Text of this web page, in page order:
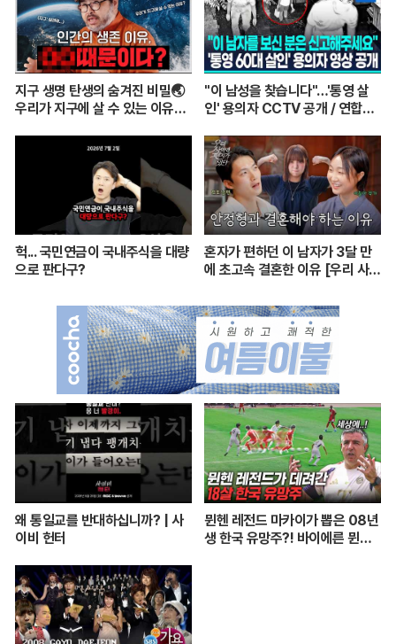
지구 생명 탄생의 숨겨진 비밀🌏
우리가 지구에 살 수 있는 이유는
려주는 쉬운 과학 이야기💡
"이 남성을 찾습니다"…'통영 살
인' 용의자 CCTV 공개 / 연합뉴
헉... 국민연금이 국내주식을 대량
으로 판다구?
혼자가 편하던 이 남자가 3달 만
에 초고속 결혼한 이유 [우리 사이
주찬
왜 통일교를 반대하십니까? | 사
이비 헌터
뮌헨 레전드 마카이가 뽑은 08년
생 한국 유망주?! 바이에른 뮌헨